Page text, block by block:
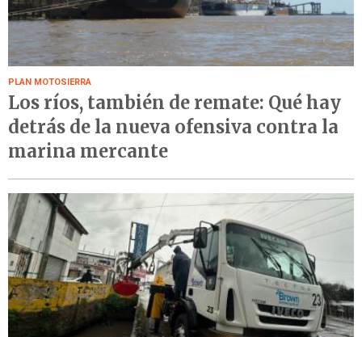
PLAN MOTOSIERRA
Los ríos, también de remate: Qué hay
detrás de la nueva ofensiva contra la
marina mercante